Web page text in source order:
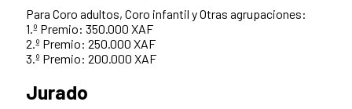
Para Coro adultos, Coro infantil y Otras agrupaciones:
1.º Premio: 350.000 XAF
2.º Premio: 250.000 XAF
3.º Premio: 200.000 XAF
Jurado